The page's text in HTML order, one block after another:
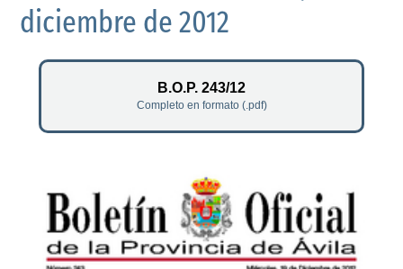
diciembre de 2012
B.O.P. 243/12
Completo en formato (.pdf)